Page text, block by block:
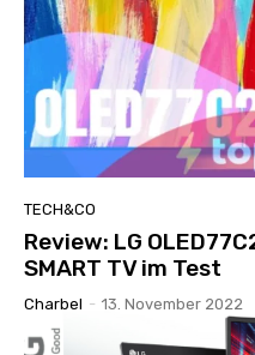
TECH&CO
Review: LG
SMART TV im Test
Charbel - 13. November 2022